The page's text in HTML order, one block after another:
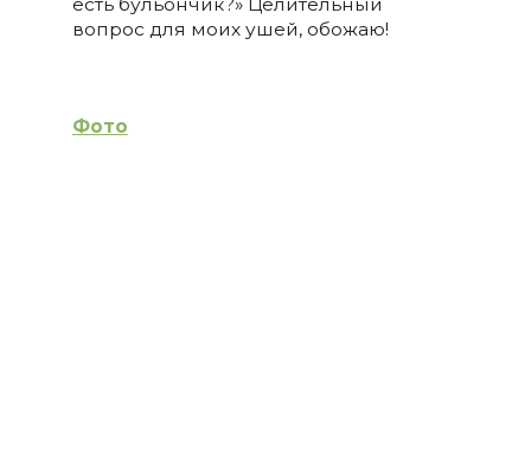
вопрос для моих ушей, обожаю!
Фото